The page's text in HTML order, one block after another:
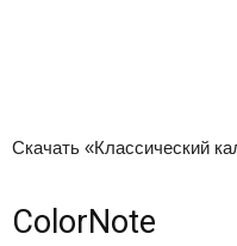
Скачать «Классический
ColorNote